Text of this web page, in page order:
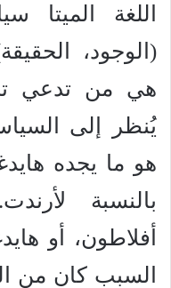
اللغة الميتا
(الوجود،
هي من تدعي
يُنظر إلى
هو ما يجده
بالنسبة
أفلاطون، أو
السبب كان من